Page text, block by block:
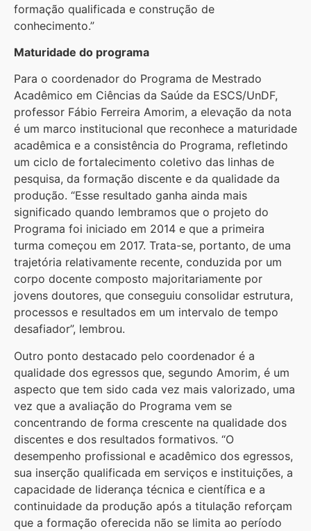
formação qualificada e construção de
conhecimento.”
Maturidade do programa
Para o coordenador do Programa de Mestrado
Acadêmico em Ciências da Saúde da ESCS/UnDF,
professor Fábio Ferreira Amorim, a elevação da nota
é um marco institucional que reconhece a maturidade
acadêmica e a consistência do Programa, refletindo
um ciclo de fortalecimento coletivo das linhas de
pesquisa, da formação discente e da qualidade da
produção. “Esse resultado ganha ainda mais
significado quando lembramos que o projeto do
Programa foi iniciado em 2014 e que a primeira
turma começou em 2017. Trata-se, portanto, de uma
trajetória relativamente recente, conduzida por um
corpo docente composto majoritariamente por
jovens doutores, que conseguiu consolidar estrutura,
processos e resultados em um intervalo de tempo
desafiador”, lembrou.
Outro ponto destacado pelo coordenador é a
qualidade dos egressos que, segundo Amorim, é um
aspecto que tem sido cada vez mais valorizado, uma
vez que a avaliação do Programa vem se
concentrando de forma crescente na qualidade dos
discentes e dos resultados formativos. “O
desempenho profissional e acadêmico dos egressos,
sua inserção qualificada em serviços e instituições, a
capacidade de liderança técnica e científica e a
continuidade da produção após a titulação reforçam
que a formação oferecida não se limita ao período